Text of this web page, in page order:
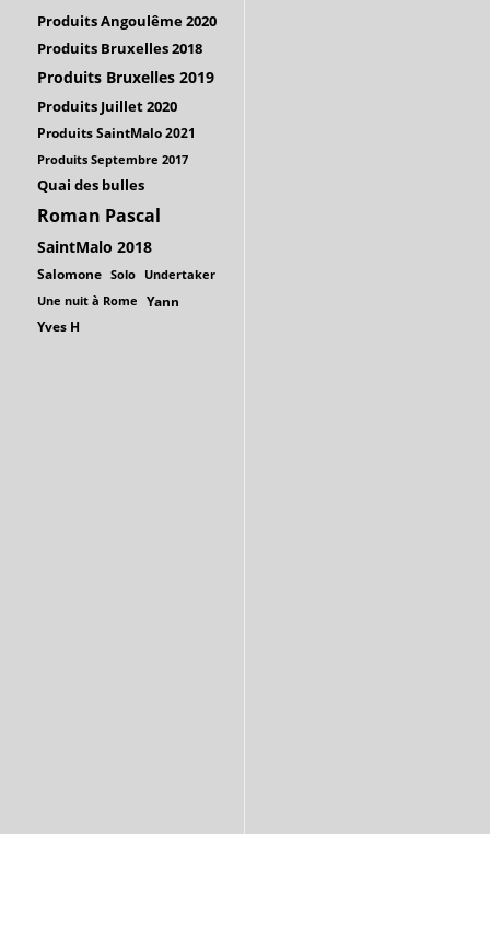
Produits Angoulême 2020
Produits Bruxelles 2018
Produits Bruxelles 2019
Produits Juillet 2020
Produits SaintMalo 2021
Produits Septembre 2017
Quai des bulles
Roman Pascal
SaintMalo 2018
Salomone Solo Undertaker
Une nuit à Rome Yann
Yves H